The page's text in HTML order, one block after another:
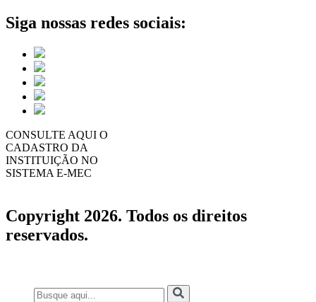
Siga nossas redes sociais:
CONSULTE AQUI O
CADASTRO DA
INSTITUIÇÃO NO
SISTEMA E-MEC
Copyright 2026. Todos os direitos
reservados.